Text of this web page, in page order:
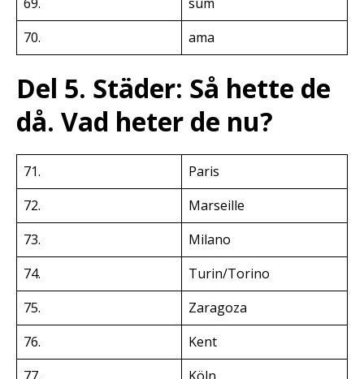
69.
sum
70.
ama
Del 5. Städer: Så hette de
då. Vad heter de nu?
71.
Paris
72.
Marseille
73.
Milano
74.
Turin/Torino
75.
Zaragoza
76.
Kent